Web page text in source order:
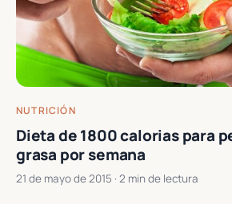
NUTRICIÓN
Dieta de 1800 calorias para
grasa por semana
21 de mayo de 2015 · 2 min de lectura